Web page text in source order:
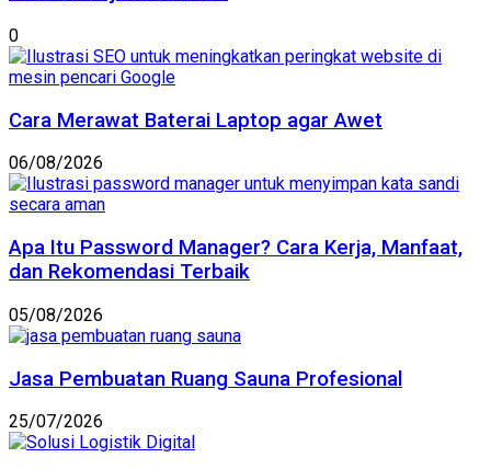
0
Cara Merawat Baterai Laptop agar Awet
06/08/2026
Apa Itu Password Manager? Cara Kerja, Manfaat,
dan Rekomendasi Terbaik
05/08/2026
Jasa Pembuatan Ruang Sauna Profesional
25/07/2026